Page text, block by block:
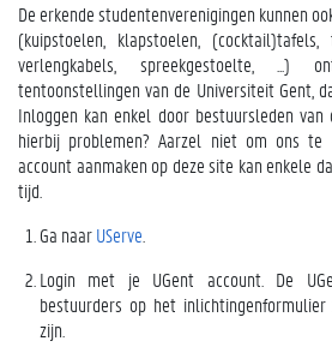
De erkende studentenverenigingen kunnen
(kuipstoelen, klapstoelen, (cocktail)tafels,
verlengkabels, spreekgestoelte,
tentoonstellingen van de Universiteit Gent,
Inloggen kan enkel door bestuursleden van
hierbij problemen? Aarzel niet om ons te
account aanmaken op deze site kan enkele
tijd.
Ga naarUServe
Login met je UGent account. De
bestuurders op het inlichtingenformulier
zijn.